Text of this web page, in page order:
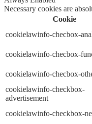
Necessary cookies are
Cookie
cookielawinfo-checbox-
cookielawinfo-checbox-
cookielawinfo-checbox-
cookielawinfo-checkbox-
advertisement
cookielawinfo-checkbox-